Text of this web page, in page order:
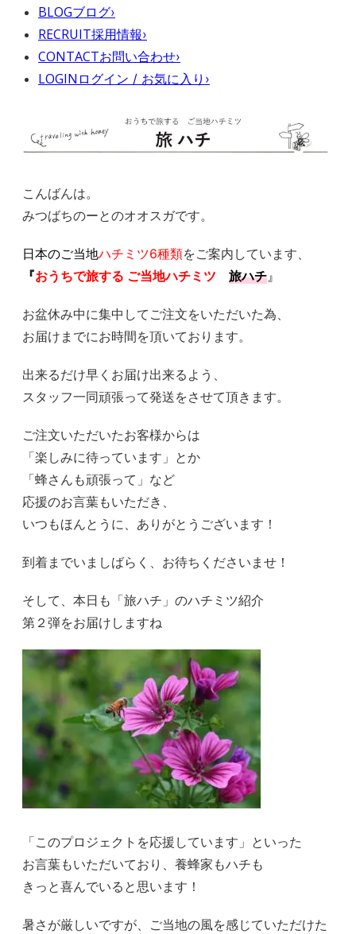
BLOGブログ›
RECRUIT採用情報›
CONTACTお問い合わせ›
LOGIN ログイン / お気に入り ›
こんばんは。
みつばちのーとのオオスガです。
日本のご当地ハチミツ6種類をご案内しています、
『おうちで旅する ご当地ハチミツ 旅ハチ』
お盆休み中に集中してご注文をいただいた為、
お届けまでにお時間を頂いております。
出来るだけ早くお届け出来るよう、
スタッフ一同頑張って発送をさせて頂きます。
ご注文いただいたお客様からは
「楽しみに待っています」とか
「蜂さんも頑張って」など
応援のお言葉もいただき、
いつもほんとうに、ありがとうございます！
到着までいましばらく、お待ちくださいませ！
そして、本日も「旅ハチ」のハチミツ紹介
第２弾をお届けしますね
「このプロジェクトを応援しています」といった
お言葉もいただいており、養蜂家もハチも
きっと喜んでいると思います！
暑さが厳しいですが、ご当地の風を感じていただけた